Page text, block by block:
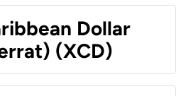
Dollar
(XCD)